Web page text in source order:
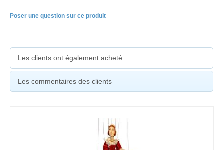
Poser une question sur ce produit
Les clients ont également acheté
Les commentaires des clients